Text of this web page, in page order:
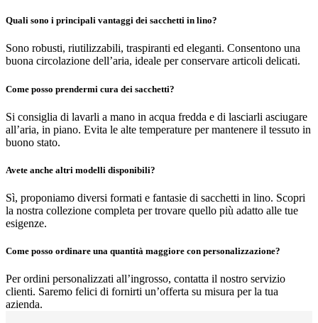
Quali sono i principali vantaggi dei sacchetti in lino?
Sono robusti, riutilizzabili, traspiranti ed eleganti. Consentono una
buona circolazione dell’aria, ideale per conservare articoli delicati.
Come posso prendermi cura dei sacchetti?
Si consiglia di lavarli a mano in acqua fredda e di lasciarli asciugare
all’aria, in piano. Evita le alte temperature per mantenere il tessuto in
buono stato.
Avete anche altri modelli disponibili?
Sì, proponiamo diversi formati e fantasie di sacchetti in lino. Scopri
la nostra collezione completa per trovare quello più adatto alle tue
esigenze.
Come posso ordinare una quantità maggiore con personalizzazione?
Per ordini personalizzati all’ingrosso, contatta il nostro servizio
clienti. Saremo felici di fornirti un’offerta su misura per la tua
azienda.